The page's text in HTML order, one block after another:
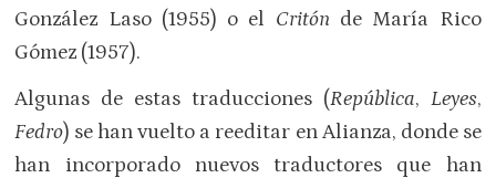
González Laso (1955) o el Critón de María Rico
Gómez (1957).
Algunas de estas traducciones (República, Leyes,
Fedro) se han vuelto a reeditar en Alianza, donde se
han incorporado nuevos traductores que han